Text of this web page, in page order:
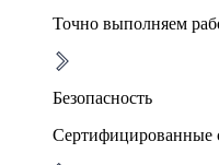
Точно выполняем
Безопасность
Сертифицированные